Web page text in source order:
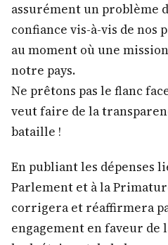
assurément un problème
confiance vis-à-vis de nos
au moment où une
notre pays.
Ne prêtons pas le flanc
veut faire de la
bataille !
En publiant les dépenses
Parlement et à la
corrigera et réaffirmera
engagement en faveur de